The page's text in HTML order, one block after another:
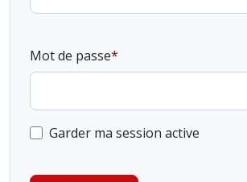
Mot de passe
Garder ma session active